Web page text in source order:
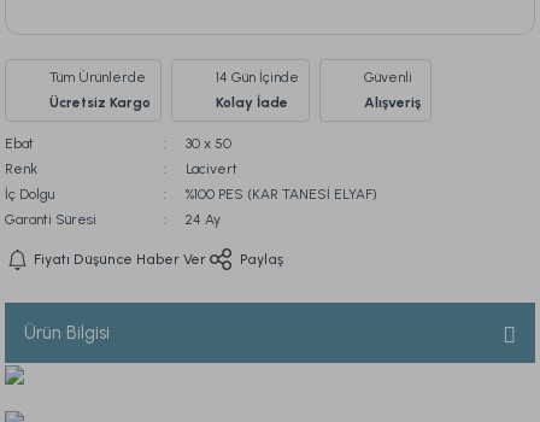
Tüm Ürünlerde
Ücretsiz Kargo
14 Gün İçinde
Kolay İade
Güvenli
Alışveriş
Ebat
30 x 50
Renk
Lacivert
İç Dolgu
%100 PES (KAR TANESİ ELYAF)
Garanti Süresi
24 Ay
Fiyatı Düşünce Haber Ver Paylaş
Ürün Bilgisi